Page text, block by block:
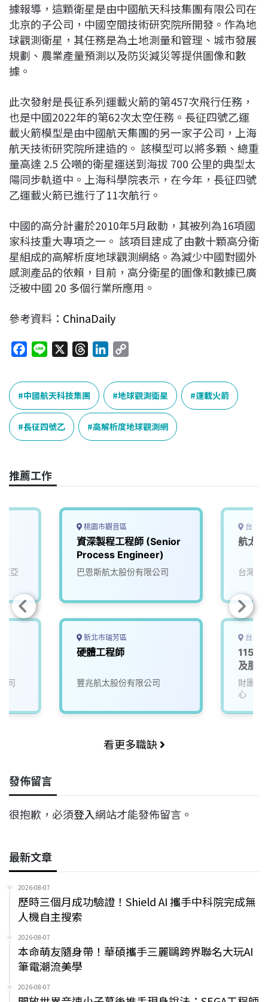
據報導，這顆衛星是由中國航天科技集團有限公司在
北京的子公司，中國空間技術研究院所開發。作為地
球觀測衛星，其任務是為土地測量和管理、城市發展
規劃、農業產量預測以及防災減災等提供圖像和數
據。
此次發射是長征系列運載火箭的第457次飛行任務，
也是中國2022年的第62次太空任務。長征四號乙運
載火箭模型是由中國航天集團的另一家子公司，上海
航天技術研究院所建造的。 該模型可以將多顆、總重
量高達 2.5 公噸的衛星運送到海拔 700 公里的典型太
陽同步軌道中。上海科學院表示，在今年，長征四號
乙運載火箭已進行了11次航行。
中國的高分計畫於2010年5月啟動，其被列為16項國
家科技重大專項之一。 該項目建成了由數十顆高分衛
星組成的高解析度地球觀測網絡。為減少中國對國外
感測產品的依賴，目前，高分衛星的圖像和數據已廣
泛被中國 20 多個行業所應用。
參考資料： ChinaDaily
c
e
b
o
o
n
e
r
e
a
d
s
n
k
e
d
I
p
y
L
i
n
中國航天科技集團 地球觀測衛星 運載火箭
長征四號乙 高解析度地球觀測網
推薦工作
(亞
司
桃園市觀音區
資深製程工程師 (Senior
Process Engineer)
巴恩斯航太股份有限公司
新北市瑞芳區
硬體工程師
豐兆航太股份有限公司
台南
航太
台灣穗
台北
及服
財團法
心
看更多職缺
發佈留言
很抱歉，必須登入網站才能發佈留言。
最新文章
2026-08-07
歷時三個月成功驗證！Shield AI 攜手中科院完成無
人機自主搜索
2026-08-07
本命萌友隨身帶！華碩攜手三麗鷗跨界聯名大玩AI
筆電潮流美學
2026-08-07